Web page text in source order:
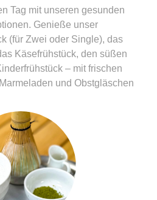
Tag mit unseren gesunden
Genieße unser
(für Zwei oder Single), das
Käsefrühstück, den süßen
– mit frischen
und Obstgläschen